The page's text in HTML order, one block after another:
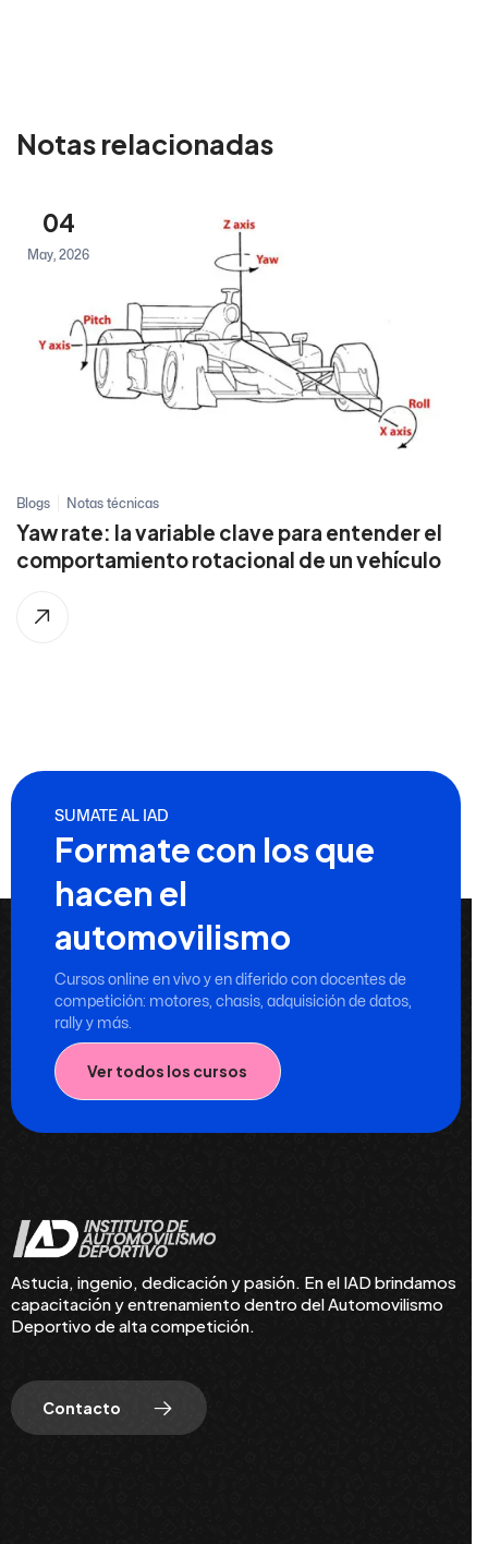
Notas relacionadas
04
May, 2026
Blogs Notas técnicas
Yaw rate: la variable clave para entender el
comportamiento rotacional de un vehículo
SUMATE AL IAD
Formate con los que
hacen el
automovilismo
Cursos online en vivo y en diferido con docentes de
competición: motores, chasis, adquisición de datos,
rally y más.
Ver todos los cursos
Astucia, ingenio, dedicación y pasión. En el IAD brindamos
capacitación y entrenamiento dentro del Automovilismo
Deportivo de alta competición.
Contacto